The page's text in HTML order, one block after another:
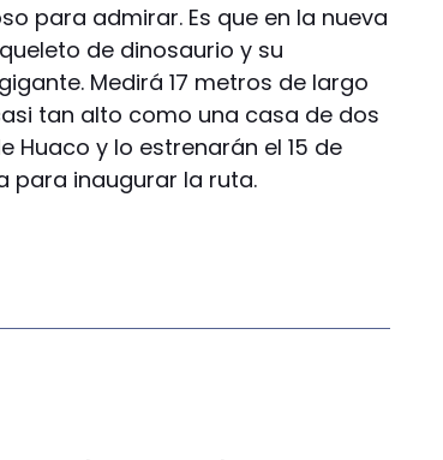
para admirar. Es que en la nueva
de dinosaurio y su
Medirá 17 metros de largo
tan alto como una casa de dos
Huaco y lo estrenarán el 15 de
para inaugurar la ruta.